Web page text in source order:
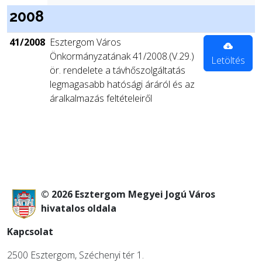
2008
41/2008 Esztergom Város
Önkormányzatának 41/2008.(V.29.)
ör. rendelete a távhőszolgáltatás
legmagasabb hatósági áráról és az
áralkalmazás feltételeiről
Letöltés
© 2026 Esztergom Megyei Jogú Város
hivatalos oldala
Kapcsolat
2500 Esztergom, Széchenyi tér 1.